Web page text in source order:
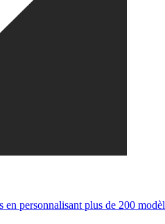
en personnalisant plus de 200